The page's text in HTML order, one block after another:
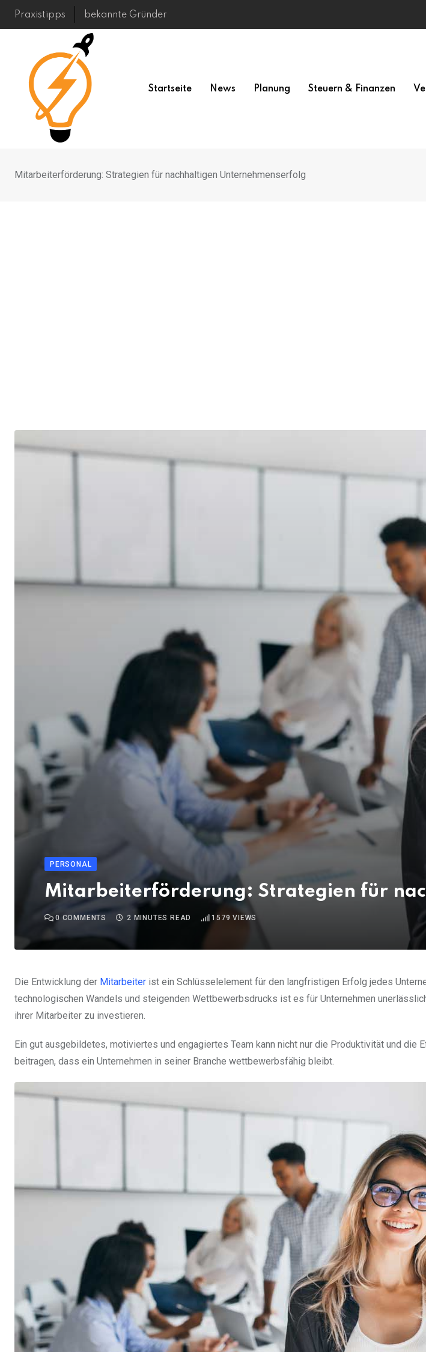
Skip
Praxistipps bekannte Gründer
Startseite News Planung Steuern & Finanzen
Mitarbeiterförderung: Strategien für nachhaltigen Unternehmenserfolg
PERSONAL
Mitarbeiterförderung: Strategien für
0 COMMENTS 2 MINUTES READ 1579 VIEWS
Die Entwicklung der Mitarbeiter ist ein Schlüsselelement für den langfristigen Erfolg jedes
technologischen Wandels und steigenden Wettbewerbsdrucks ist es für Unternehmen
ihrer Mitarbeiter zu investieren.
Ein gut ausgebildetes, motiviertes und engagiertes Team kann nicht nur die Produktivität und die
beitragen, dass ein Unternehmen in seiner Branche wettbewerbsfähig bleibt.